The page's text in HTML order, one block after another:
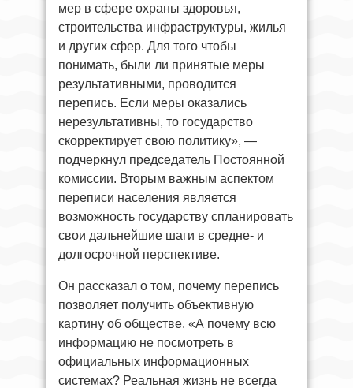
мер в сфере охраны здоровья,
строительства инфраструктуры, жилья
и других сфер. Для того чтобы
понимать, были ли принятые меры
результативными, проводится
перепись. Если меры оказались
нерезультативны, то государство
скорректирует свою политику», —
подчеркнул председатель Постоянной
комиссии. Вторым важным аспектом
переписи населения является
возможность государству спланировать
свои дальнейшие шаги в средне- и
долгосрочной перспективе.
Он рассказал о том, почему перепись
позволяет получить объективную
картину об обществе. «А почему всю
информацию не посмотреть в
официальных информационных
системах? Реальная жизнь не всегда